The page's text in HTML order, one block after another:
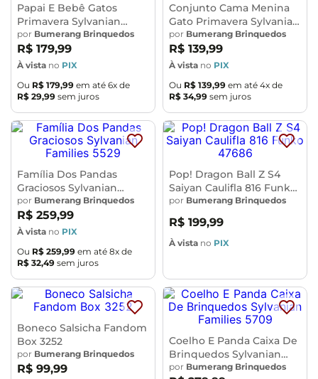
Papai E Bebê Gatos
Primavera Sylvanian
Families 5683
por Bumerang Brinquedos
R$ 179,99
À vista no PIX
Ou R$ 179,99 em até 6x de
R$ 29,99 sem juros
Conjunto Cama Menina
Gato Primavera Sylvanian
Families 5681
por Bumerang Brinquedos
R$ 139,99
À vista no PIX
Ou R$ 139,99 em até 4x de
R$ 34,99 sem juros
Família Dos Pandas
Graciosos Sylvanian
Families 5529
por Bumerang Brinquedos
R$ 259,99
À vista no PIX
Ou R$ 259,99 em até 8x de
R$ 32,49 sem juros
Pop! Dragon Ball Z S4
Saiyan Caulifla 816 Funko
47686
por Bumerang Brinquedos
R$ 199,99
À vista no PIX
Boneco Salsicha Fandom
Box 3252
por Bumerang Brinquedos
R$ 99,99
Coelho E Panda Caixa De
Brinquedos Sylvanian
Families 5709
por Bumerang Brinquedos